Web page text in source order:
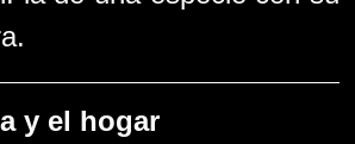
y el hogar